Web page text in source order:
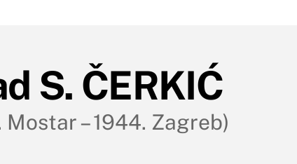
S. ČERKIĆ
Mostar – 1944. Zagreb)